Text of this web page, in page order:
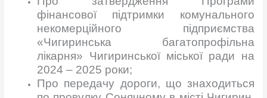
фінансової підтримки комунального
некомерційного підприємства
«Чигиринська багатопрофільна
лікарня» Чигиринської міської ради на
2024 – 2025 роки;
Про передачу дороги, що знаходиться